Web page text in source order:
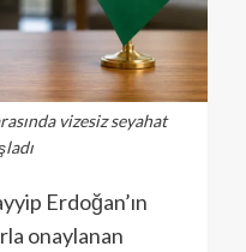
vizesiz seyahat
Erdoğan’ın
onaylanan